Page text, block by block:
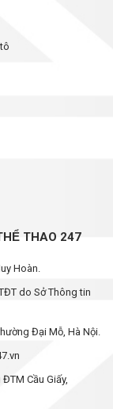
xuất hiện trong
Thúy
THAO 247
Hoàn.
do Sở Thông tin
Đại Mỗ, Hà Nội.
Cầu Giấy,